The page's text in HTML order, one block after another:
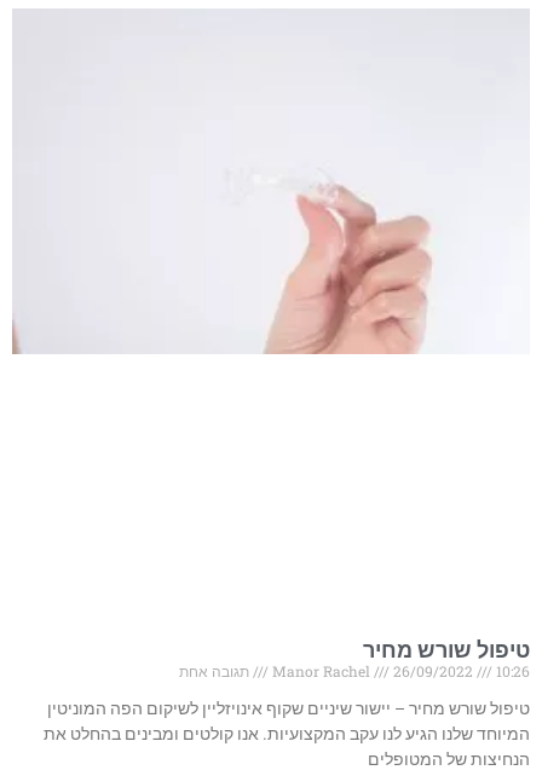
טיפול שורש מחיר
Manor Rachel 26/09/2022 10:26
תגובה אחת
טיפול שורש מחיר – יישור שיניים שקוף אינויזליין לשיקום הפה המוניטין
המיוחד שלנו הגיע לנו עקב המקצועיות. אנו קולטים ומבינים בהחלט את
הנחיצות של המטופלים